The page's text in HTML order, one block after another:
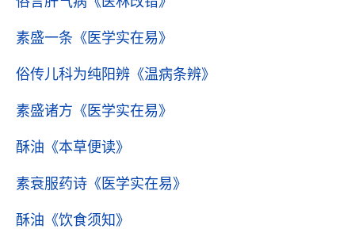
素盛一条 《医学实在易》
俗传儿科为纯阳辨 《温病条辨》
素盛诸方 《医学实在易》
酥油 《本草便读》
素衰服药诗 《医学实在易》
酥油 《饮食须知》